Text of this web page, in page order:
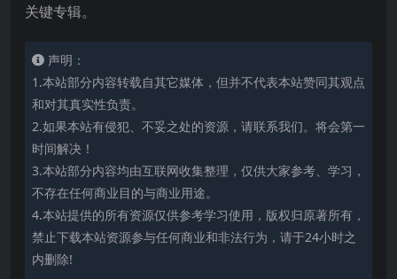
关键专辑。
声明：
1.本站部分内容转载自其它媒体，但并不代表本站赞同其观点
和对其真实性负责。
2.如果本站有侵犯、不妥之处的资源，请联系我们。将会第一
时间解决！
3.本站部分内容均由互联网收集整理，仅供大家参考、学习，
不存在任何商业目的与商业用途。
4.本站提供的所有资源仅供参考学习使用，版权归原著所有，
禁止下载本站资源参与任何商业和非法行为，请于24小时之
内删除!